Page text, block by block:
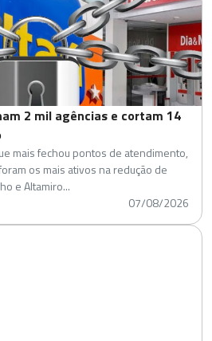
2 mil agências e cortam 14
mais fechou pontos de atendimento,
os mais ativos na redução de
e Altamiro...
07/08/2026